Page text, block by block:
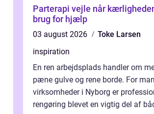
Parterapi vejle når kærligheden har
brug for hjælp
03 august 2026
Toke Larsen
inspiration
En ren arbejdsplads handler om
pæne gulve og rene borde. For
virksomheder i Nyborg er
rengøring blevet en vigtig del af